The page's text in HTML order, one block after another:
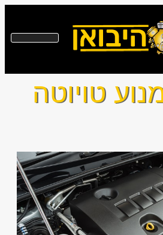
טויוטה